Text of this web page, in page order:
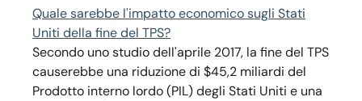
Quale sarebbe l'impatto economico sugli Stati
Uniti della fine del TPS?
Secondo uno studio dell'aprile 2017, la fine del TPS
causerebbe una riduzione di $45,2 miliardi del
Prodotto interno lordo (PIL) degli Stati Uniti e una